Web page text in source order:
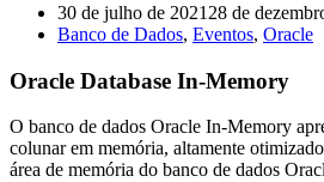
30 de julho de 2021 28 de
Banco de Dados, Eventos, Oracle
Oracle Database In-Memory
O banco de dados Oracle In-Memory
colunar em memória, altamente
área de memória do banco de dados